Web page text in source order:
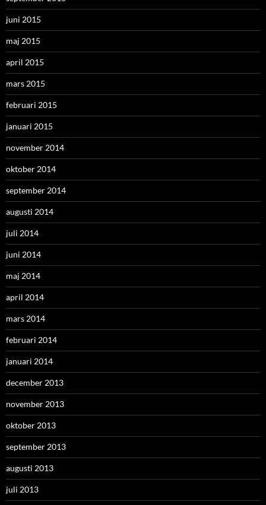
juni 2015
maj 2015
april 2015
mars 2015
februari 2015
januari 2015
november 2014
oktober 2014
september 2014
augusti 2014
juli 2014
juni 2014
maj 2014
april 2014
mars 2014
februari 2014
januari 2014
december 2013
november 2013
oktober 2013
september 2013
augusti 2013
juli 2013